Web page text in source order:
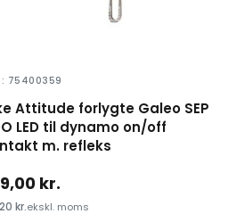
75400359
Attitude forlygte Galeo SEP
LED til dynamo on/off
m. refleks
kr.
kr.ekskl. moms